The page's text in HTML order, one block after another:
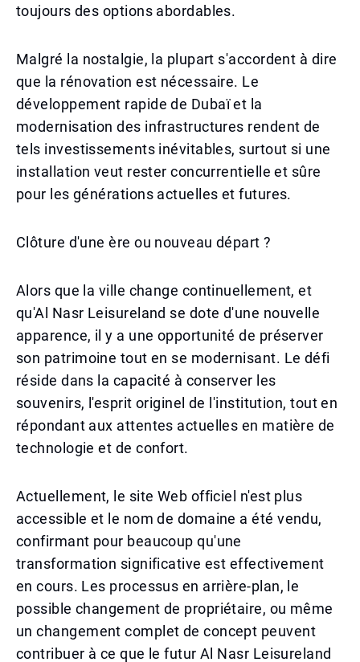
toujours des options abordables.
Malgré la nostalgie, la plupart s'accordent à dire
que la rénovation est nécessaire. Le
développement rapide de Dubaï et la
modernisation des infrastructures rendent de
tels investissements inévitables, surtout si une
installation veut rester concurrentielle et sûre
pour les générations actuelles et futures.
Clôture d'une ère ou nouveau départ ?
Alors que la ville change continuellement, et
qu'Al Nasr Leisureland se dote d'une nouvelle
apparence, il y a une opportunité de préserver
son patrimoine tout en se modernisant. Le défi
réside dans la capacité à conserver les
souvenirs, l'esprit originel de l'institution, tout en
répondant aux attentes actuelles en matière de
technologie et de confort.
Actuellement, le site Web officiel n'est plus
accessible et le nom de domaine a été vendu,
confirmant pour beaucoup qu'une
transformation significative est effectivement
en cours. Les processus en arrière-plan, le
possible changement de propriétaire, ou même
un changement complet de concept peuvent
contribuer à ce que le futur Al Nasr Leisureland